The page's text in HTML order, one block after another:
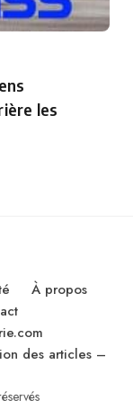
les
À propos
des articles –